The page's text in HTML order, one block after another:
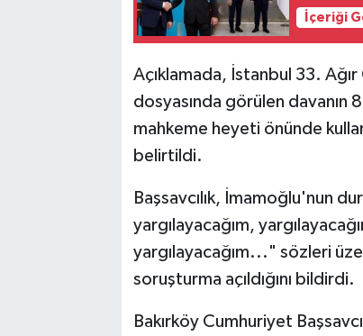
İçeriği
Açıklamada, İstanbul 33.
dosyasında görülen davanın
mahkeme heyeti önünde
belirtildi.
Başsavcılık, İmamoğlu'nun
yargılayacağım,
yargılayacağım..." sözleri
soruşturma açıldığını bildirdi.
Bakırköy Cumhuriyet